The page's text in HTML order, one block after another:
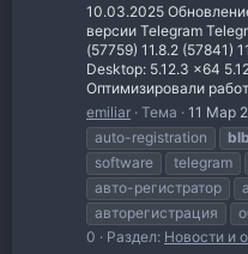
10.03.2025
версии Telegram
(57759) 11.8.2 (57841)
Desktop: 5.12.3 x64
Оптимизировали
emiliar Тема 11 Мар
auto-registration
blb
software
telegram
авто-регистратор
авторегистрация
0
Раздел: Новости и